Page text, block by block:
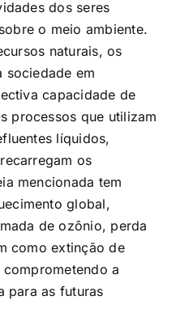
dos seres
o meio ambiente.
naturais, os
sociedade em
capacidade de
processos que utilizam
líquidos,
os
mencionada tem
global,
de ozônio, perda
como extinção de
a
para as futuras